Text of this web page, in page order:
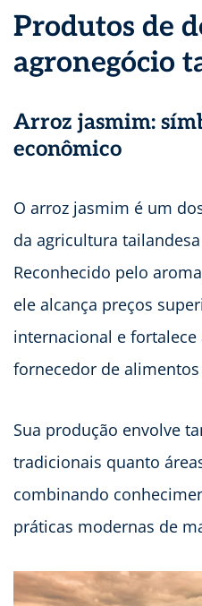
Produtos de
agronegócio
Arroz jasmim:
econômico
O arroz jasmim é um
da agricultura
Reconhecido pelo
ele alcança preços
internacional e
fornecedor de
Sua produção envolve
tradicionais quanto
combinando
práticas modernas de